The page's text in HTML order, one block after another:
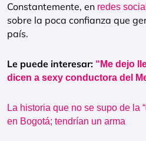
Constantemente, en redes
sobre la poca confianza que
país.
Le puede interesar: “Me dejo
dicen a sexy conductora del
La historia que no se supo de la
en Bogotá; tendrían un arma